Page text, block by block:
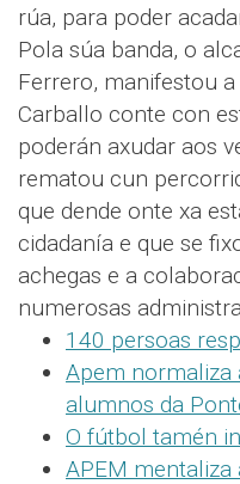
rúa, para poder
Pola súa banda, o
Ferrero, manifestou
Carballo conte con
poderán axudar aos
rematou cun
que dende onte xa
cidadanía e que se
achegas e a
numerosas
140 persoas
Apem normaliza
alumnos da
O fútbol tamén
APEM mentaliza